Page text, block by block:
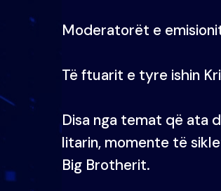
Moderatorët e
Të ftuarit e tyre ishin
Disa nga temat që ata
litarin, momente të
Big Brotherit.